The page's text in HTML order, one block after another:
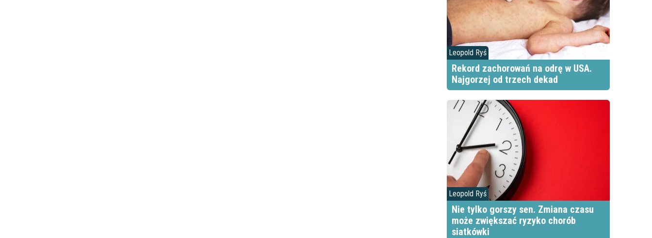
Leopold Ryś
Rekord zachorowań na odrę w USA.
Najgorzej od trzech dekad
Leopold Ryś
Nie tylko gorszy sen. Zmiana czasu
może zwiększać ryzyko chorób
siatkówki